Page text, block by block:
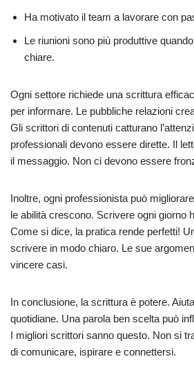
Ha motivato il team a lavorare con
Le riunioni sono più produttive
chiare.
Ogni settore richiede una scrittura
per informare. Le pubbliche relazioni
Gli scrittori di contenuti catturano
professionali devono essere dirette. Il
il messaggio. Non ci devono essere
Inoltre, ogni professionista può
le abilità crescono. Scrivere ogni giorno
Come si dice, la pratica rende perfetti!
scrivere in modo chiaro. Le sue
vincere casi.
In conclusione, la scrittura è potere.
quotidiane. Una parola ben scelta può
I migliori scrittori sanno questo. Non si
di comunicare, ispirare e connettersi.